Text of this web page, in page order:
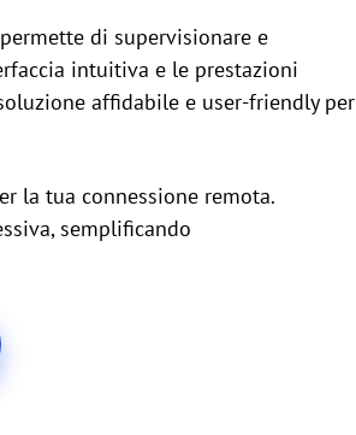
di supervisionare e
intuitiva e le prestazioni
affidabile e user-friendly per
la tua connessione remota.
semplificando